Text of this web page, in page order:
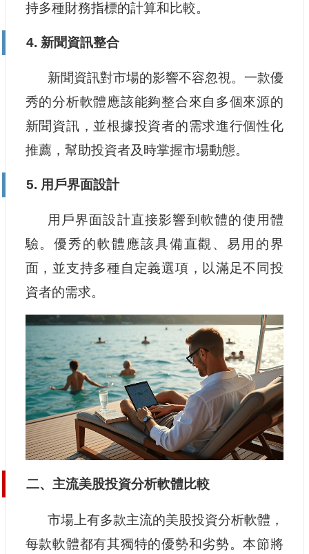
持多種財務指標的計算和比較。
4. 新聞資訊整合
新聞資訊對市場的影響不容忽視。一款優
秀的分析軟體應該能夠整合來自多個來源的
新聞資訊，並根據投資者的需求進行個性化
推薦，幫助投資者及時掌握市場動態。
5. 用戶界面設計
用戶界面設計直接影響到軟體的使用體
驗。優秀的軟體應該具備直觀、易用的界
面，並支持多種自定義選項，以滿足不同投
資者的需求。
二、主流美股投資分析軟體比較
市場上有多款主流的美股投資分析軟體，
每款軟體都有其獨特的優勢和劣勢。本節將